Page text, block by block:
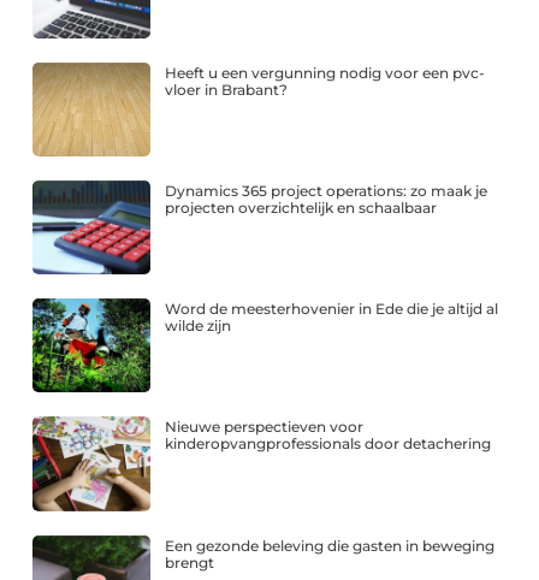
Heeft u een vergunning nodig voor een pvc-
vloer in Brabant?
Dynamics 365 project operations: zo maak je
projecten overzichtelijk en schaalbaar
Word de meesterhovenier in Ede die je altijd al
wilde zijn
Nieuwe perspectieven voor
kinderopvangprofessionals door detachering
Een gezonde beleving die gasten in beweging
brengt